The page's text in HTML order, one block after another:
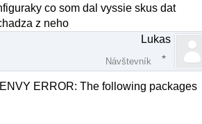
co som dal vyssie skus dat
z neho
Lukas
Návštevník
ERROR: The following packages